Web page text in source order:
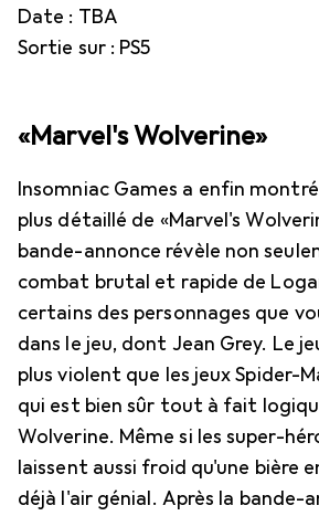
Date : TBA
Sortie sur : PS5
«Marvel's Wolverine»
Insomniac Games a enfin
plus détaillé de «Marvel's
bande-annonce révèle non
combat brutal et rapide de
certains des personnages que
dans le jeu, dont Jean Grey. Le
plus violent que les jeux Spider-
qui est bien sûr tout à fait
Wolverine. Même si les super-
laissent aussi froid qu'une bière
déjà l'air génial. Après la bande-